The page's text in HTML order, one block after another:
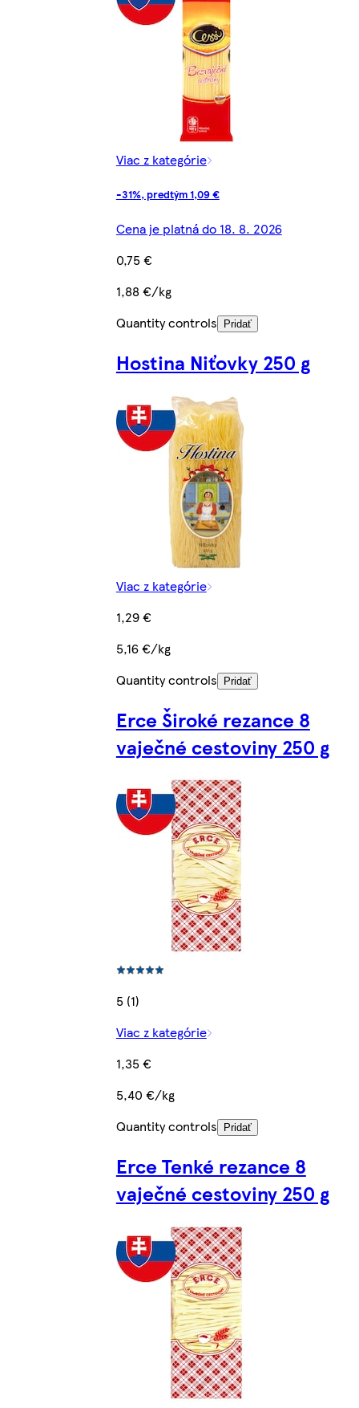
Viac z kategórie
-31%, predtým 1,09 €
Cena je platná do 18. 8. 2026
0,75 €
1,88 €/kg
Quantity controls
Pridať
Hostina Niťovky 250 g
Viac z kategórie
1,29 €
5,16 €/kg
Quantity controls
Pridať
Erce Široké rezance 8
vaječné cestoviny 250 g
5 (1)
Viac z kategórie
1,35 €
5,40 €/kg
Quantity controls
Pridať
Erce Tenké rezance 8
vaječné cestoviny 250 g